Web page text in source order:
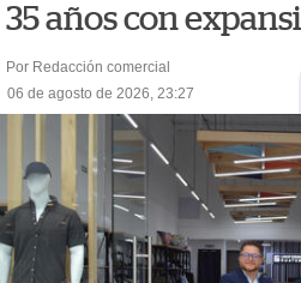
35 años con
Por Redacción comercial
06 de agosto de 2026, 23:27